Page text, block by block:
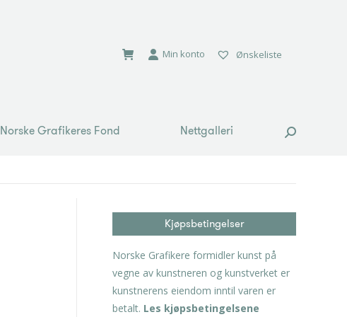
Min konto Ønskeliste
Norske Grafikeres Fond Nettgalleri Search:
Kjøpsbetingelser
Norske Grafikere formidler kunst på
vegne av kunstneren og kunstverket er
kunstnerens eiendom inntil varen er
betalt. Les kjøpsbetingelsene